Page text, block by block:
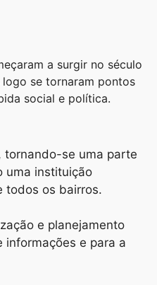
a surgir no século
se tornaram pontos
social e política.
tornando-se uma parte
uma instituição
todos os bairros.
e planejamento
informações e para a